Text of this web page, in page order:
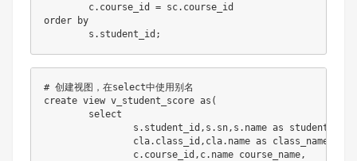
	c
. course_id = sc.
order
by
	s
. student_id ;
# 创建视图，在select中使用别名
create view v_student_score as (
select
		s
. student_id , s . sn, s . name as student_name
		cla
. class_id , cla. name as class_name
		c
. course_id , c. name course_name,